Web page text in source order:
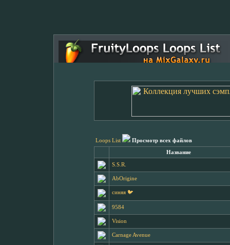
Loops List Просмотр всех файлов
Название
S.S.R.
AbOrigine
синяя 🐦
9584
Vision
Carnage Avenue